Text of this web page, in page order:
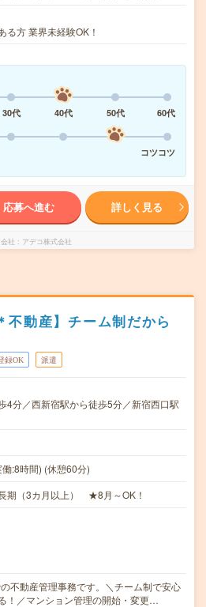
る方 業界未経験OK！
30代 40代 50代
60代
コツコツ
応募へ進む 詳しく見る
社 アデコ株式会社
不動産】チーム制だから
録OK 派遣
4分／西新宿駅から徒歩5分／新宿西口駅
:8時間) (休憩60分)
長期（3カ月以上） ★8月～OK！
不動産管理事務です。＼チーム制で安心
！／マンション管理の開始・変更…